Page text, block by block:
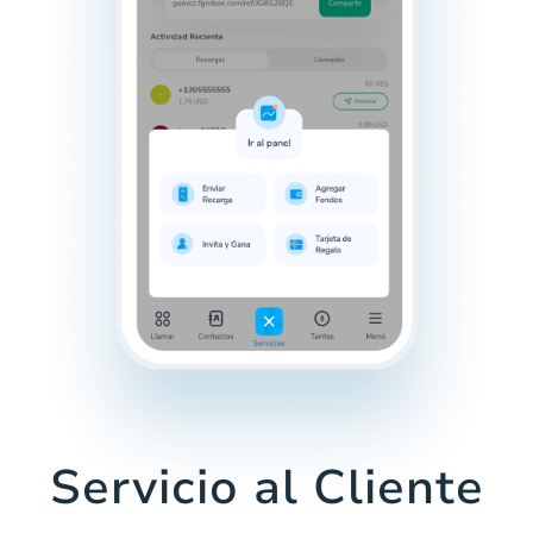
Servicio al Cliente